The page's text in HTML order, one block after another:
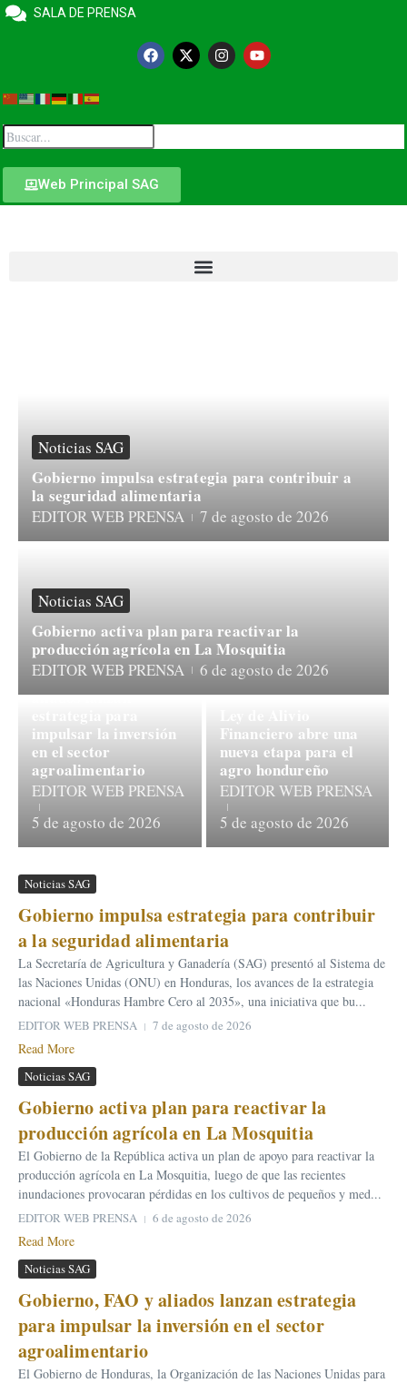
SALA DE PRENSA
Web Principal SAG
Noticias SAG
Gobierno impulsa estrategia para contribuir a
la seguridad alimentaria
EDITOR WEB PRENSA 7 de agosto de 2026
Noticias SAG
Gobierno activa plan para reactivar la
producción agrícola en La Mosquitia
EDITOR WEB PRENSA 6 de agosto de 2026
Noticias SAG
Gobierno, FAO y
aliados lanzan
impulsar la inversión
en el sector
agroalimentario
EDITOR WEB PRENSA
5 de agosto de 2026
Noticias SAG
Financiero abre una
nueva etapa para el
agro hondureño
EDITOR WEB PRENSA
5 de agosto de 2026
Noticias SAG
Gobierno impulsa estrategia para contribuir
a la seguridad alimentaria
La Secretaría de Agricultura y Ganadería (SAG) presentó al Sistema de
las Naciones Unidas (ONU) en Honduras, los avances de la estrategia
nacional «Honduras Hambre Cero al 2035», una iniciativa que bu...
EDITOR WEB PRENSA 7 de agosto de 2026
Read More
Noticias SAG
Gobierno activa plan para reactivar la
producción agrícola en La Mosquitia
El Gobierno de la República activa un plan de apoyo para reactivar la
producción agrícola en La Mosquitia, luego de que las recientes
inundaciones provocaran pérdidas en los cultivos de pequeños y med...
EDITOR WEB PRENSA 6 de agosto de 2026
Read More
Noticias SAG
Gobierno, FAO y aliados lanzan estrategia
para impulsar la inversión en el sector
agroalimentario
El Gobierno de Honduras, la Organización de las Naciones Unidas para